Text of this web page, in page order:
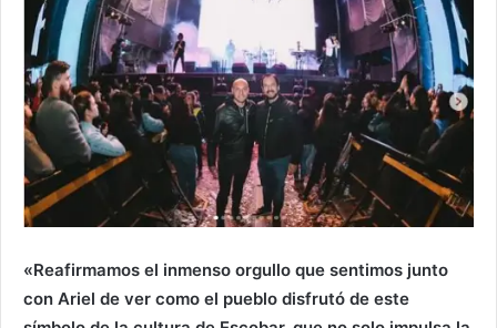
«Reafirmamos el inmenso orgullo que sentimos junto
con Ariel de ver como el pueblo disfrutó de este